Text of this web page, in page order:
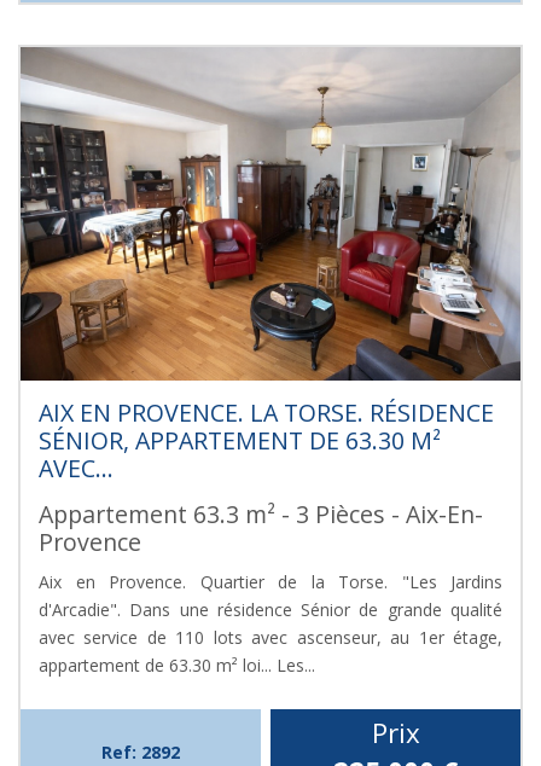
AIX EN PROVENCE. LA TORSE. RÉSIDENCE
SÉNIOR, APPARTEMENT DE 63.30 M²
AVEC...
Appartement 63.3 m² - 3 Pièces - Aix-En-
Provence
Aix en Provence. Quartier de la Torse. "Les Jardins
d'Arcadie". Dans une résidence Sénior de grande qualité
avec service de 110 lots avec ascenseur, au 1er étage,
appartement de 63.30 m² loi... Les...
Ref: 2892
Prix